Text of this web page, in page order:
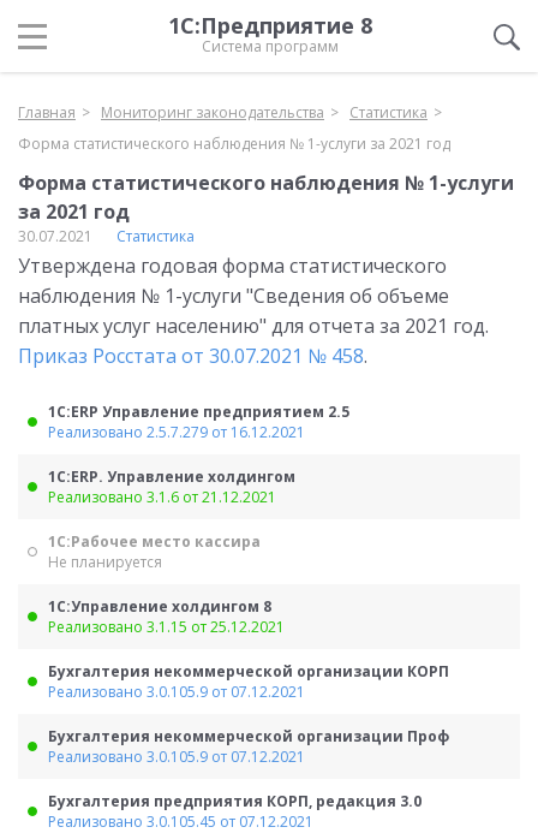
1С:Предприятие 8
Система программ
Главная Мониторинг законодательства
Статистика
Форма статистического наблюдения № 1-услуги за 2021 год
Форма статистического наблюдения № 1-услуги
за 2021 год
30.07.2021 Статистика
Утверждена годовая форма статистического
наблюдения № 1-услуги "Сведения об объеме
платных услуг населению" для отчета за 2021 год.
Приказ Росстата от 30.07.2021 № 458.
1С:ERP Управление предприятием 2.5
Реализовано 2.5.7.279 от 16.12.2021
1С:ERP. Управление холдингом
Реализовано 3.1.6 от 21.12.2021
1С:Рабочее место кассира
Не планируется
1С:Управление холдингом 8
Реализовано 3.1.15 от 25.12.2021
Бухгалтерия некоммерческой организации КОРП
Реализовано 3.0.105.9 от 07.12.2021
Бухгалтерия некоммерческой организации Проф
Реализовано 3.0.105.9 от 07.12.2021
Бухгалтерия предприятия КОРП, редакция 3.0
Реализовано 3.0.105.45 от 07.12.2021